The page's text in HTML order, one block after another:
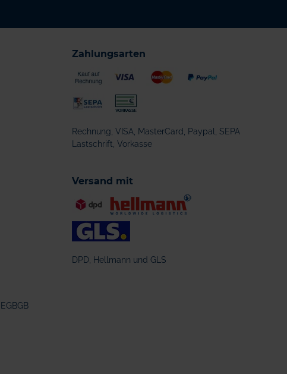
Zahlungsarten
Rechnung, VISA, MasterCard, Paypal, SEPA
Lastschrift, Vorkasse
Versand mit
DPD, Hellmann und GLS